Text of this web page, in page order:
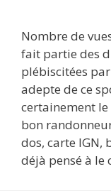
Nombre de
fait partie des
plébiscitées
adepte de ce
certainement
bon
dos, carte IGN,
déjà pensé à